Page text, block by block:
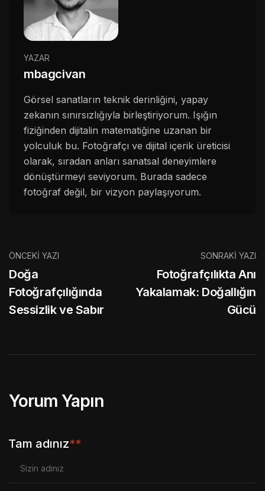
YAZAR
mbagcivan
Görsel sanatların teknik derinliğini, yapay
zekanın sınırsızlığıyla birleştiriyorum. Işığın
fiziğinden dijitalin matematiğine uzanan bir
yolculuk bu. Fotoğrafçı ve dijital içerik üreticisi
olarak, sıradan anları sanatsal deneyimlere
dönüştürmeyi seviyorum. Burada sadece
fotoğraf değil, bir vizyon paylaşıyorum.
ÖNCEKI YAZI
Doğa
Fotoğrafçılığında
Sessizlik ve Sabır
SONRAKI YAZI
Fotoğrafçılıkta Anı
Yakalamak: Doğallığın
Gücü
Yorum Yapın
Tam adınız**